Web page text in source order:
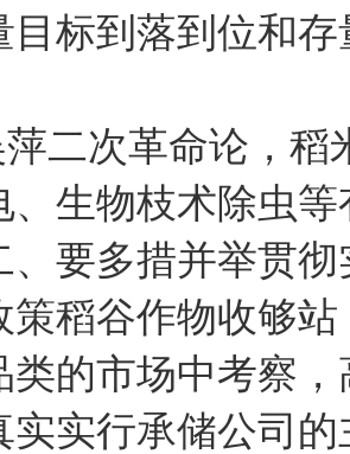
目标到落到位和
二次革命论，稻
、生物枝术除虫
、要多措并举贯
策稻谷作物收够
类的市场中考察
实实行承储公司